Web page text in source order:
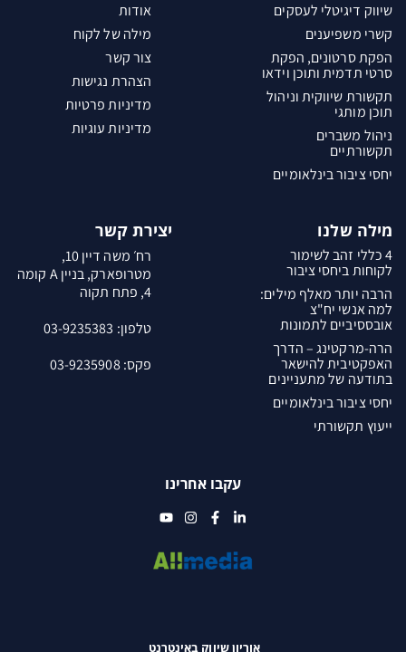
שיווק דיגיטלי לעסקים
קשרי משפיענים
הפקת סרטונים, הפקת
סרטי תדמית ותוכן וידאו
תקשורת שיווקית וניהול
תוכן מותגי
ניהול משברים
תקשורתיים
יחסי ציבור בינלאומיים
אודות
מילה של לקוח
צור קשר
הצהרת נגישות
מדיניות פרטיות
מדיניות עוגיות
מילה שלנו
4 כללי זהב לשימור
לקוחות ביחסי ציבור
הרבה יותר מאלף מילים:
למה אנשי יח"צ
אובססיביים לתמונות
הרה-מרקטינג – הדרך
האפקטיבית להישאר
בתודעה של מתעניינים
יחסי ציבור בינלאומיים
ייעוץ תקשורתי
יצירת קשר
רח׳ משה דיין 10,
מטרופארק, בניין A קומה
4, פתח תקוה
טלפון: 03-9235383
פקס: 03-9235908
עקבו אחרינו
אוריון שיווק באינטרנט ​